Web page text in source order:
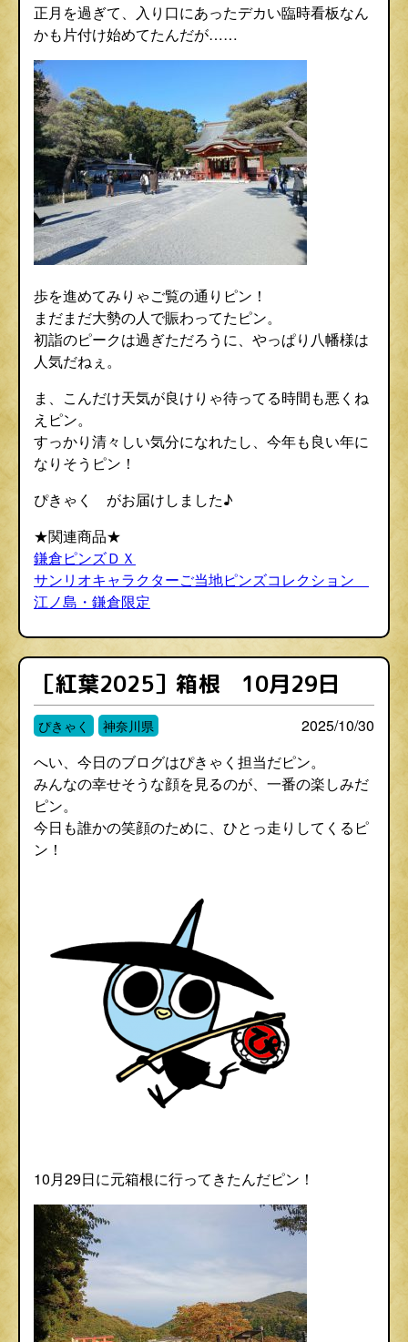
正月を過ぎて、入り口にあったデカい臨時看板なん
かも片付け始めてたんだが……
歩を進めてみりゃご覧の通りピン！
まだまだ大勢の人で賑わってたピン。
初詣のピークは過ぎただろうに、やっぱり八幡様は
人気だねぇ。
ま、こんだけ天気が良けりゃ待ってる時間も悪くね
えピン。
すっかり清々しい気分になれたし、今年も良い年に
なりそうピン！
ぴきゃく がお届けしました♪
★関連商品★
鎌倉ピンズＤＸ
サンリオキャラクターご当地ピンズコレクション
江ノ島・鎌倉限定
［紅葉2025］箱根 10月29日
ぴきゃく 神奈川県
2025/10/30
へい、今日のブログはぴきゃく担当だピン。
みんなの幸せそうな顔を見るのが、一番の楽しみだ
ピン。
今日も誰かの笑顔のために、ひとっ走りしてくるピ
ン！
10月29日に元箱根に行ってきたんだピン！